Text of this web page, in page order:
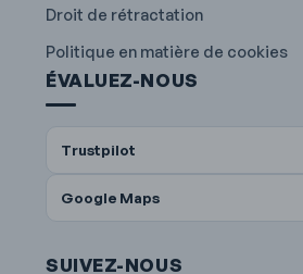
Droit de rétractation
Politique en matière de cookies
ÉVALUEZ-NOUS
Trustpilot
Google Maps
SUIVEZ-NOUS